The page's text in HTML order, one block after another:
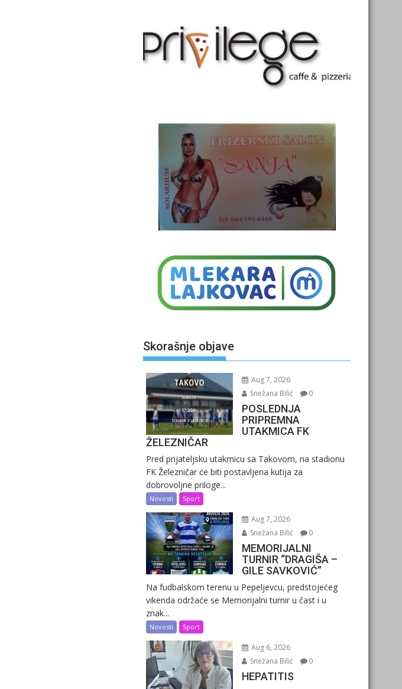
Skorašnje objave
Aug 7, 2026
Snežana Bilić
0
POSLEDNJA
PRIPREMNA
UTAKMICA FK
ŽELEZNIČAR
Pred prijateljsku utakmicu sa Takovom, na stadionu
FK Železničar će biti postavljena kutija za
dobrovoljne priloge...
Novosti Sport
Aug 7, 2026
Snežana Bilić
0
MEMORIJALNI
TURNIR “DRAGIŠA –
GILE SAVKOVIĆ”
Na fudbalskom terenu u Pepeljevcu, predstojećeg
vikenda održaće se Memorijalni turnir u čast i u
znak...
Novosti Sport
Aug 6, 2026
Snežana Bilić
0
HEPATITIS